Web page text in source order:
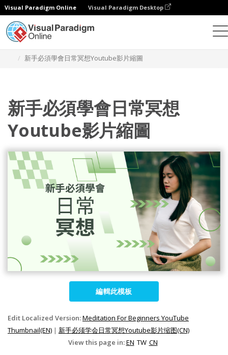
Visual Paradigm Online Visual Paradigm Desktop
新手必須學會日常冥想Youtube影片縮圖
新手必須學會日常冥想
Youtube影片縮圖
編輯此模板
Edit Localized Version:Meditation For Beginners YouTube
Thumbnail(EN) | 新手必须学会日常冥想Youtube影片缩图(CN)
View this page in:EN TW CN